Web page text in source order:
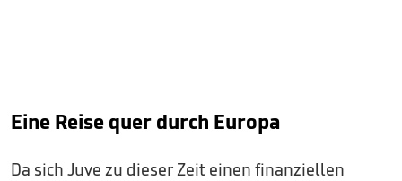
Eine Reise quer durch Europa
Da sich Juve zu dieser Zeit einen finanziellen